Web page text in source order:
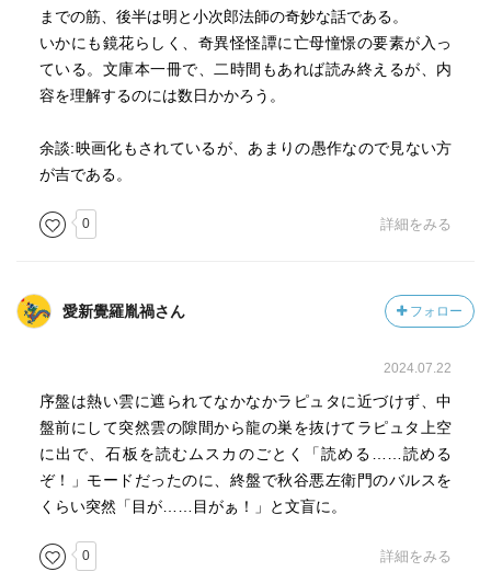
までの筋、後半は明と小次郎法師の奇妙な話である。
いかにも鏡花らしく、奇異怪怪譚に亡母憧憬の要素が入っ
ている。文庫本一冊で、二時間もあれば読み終えるが、内
容を理解するのには数日かかろう。
余談:映画化もされているが、あまりの愚作なので見ない方
が吉である。
0 詳細をみる
愛新覺羅胤禍さん フォロー
2024.07.22
序盤は熱い雲に遮られてなかなかラピュタに近づけず、中
盤前にして突然雲の隙間から龍の巣を抜けてラピュタ上空
に出で、石板を読むムスカのごとく「読める……読める
ぞ！」モードだったのに、終盤で秋谷悪左衛門のバルスを
くらい突然「目が……目がぁ！」と文盲に。
0 詳細をみる